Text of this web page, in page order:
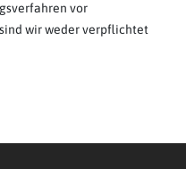
vor
wir weder verpflichtet